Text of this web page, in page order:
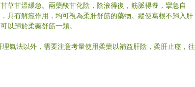
草甘溫緩急。兩藥酸甘化陰，陰液得復，筋脈得養，攣急自
具有解痙作用，均可視為柔肝舒筋的藥物。縱使葛根不歸入肝
以歸於柔藥舒筋一類。